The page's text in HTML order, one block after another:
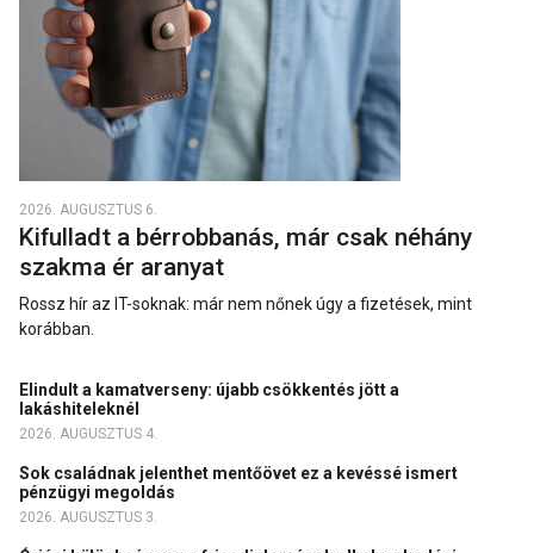
2026. AUGUSZTUS 6.
Kifulladt a bérrobbanás, már csak néhány
szakma ér aranyat
Rossz hír az IT-soknak: már nem nőnek úgy a fizetések, mint
korábban.
Elindult a kamatverseny: újabb csökkentés jött a
lakáshiteleknél
2026. AUGUSZTUS 4.
Sok családnak jelenthet mentőövet ez a kevéssé ismert
pénzügyi megoldás
2026. AUGUSZTUS 3.